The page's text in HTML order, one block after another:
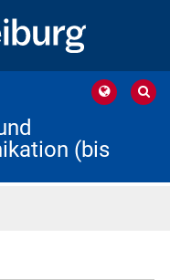
(bis